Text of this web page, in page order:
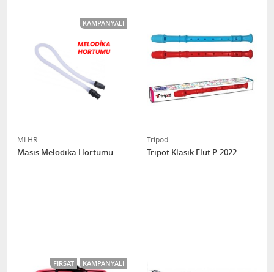
KAMPANYALI
MLHR
Masis Melodika Hortumu
Tripod
Tripot Klasik Flüt P-2022
FIRSAT KAMPANYALI